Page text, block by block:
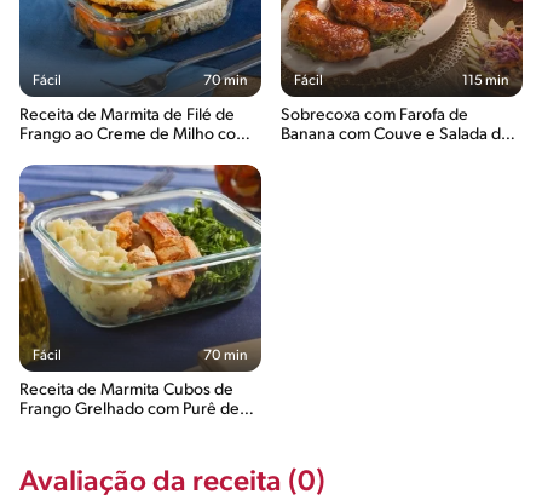
Fácil 70 min
Receita de Marmita de Filé de
Frango ao Creme de Milho com
Fácil 115 min
Sobrecoxa com Farofa de
Banana com Couve e Salada de
Fácil 70 min
Receita de Marmita Cubos de
Frango Grelhado com Purê de
Avaliação da receita (0)